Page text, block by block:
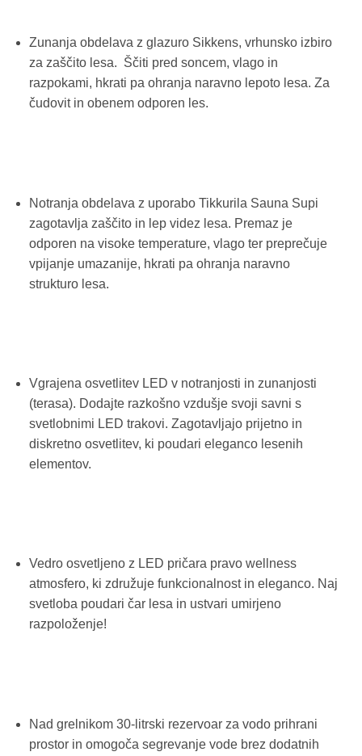
Zunanja obdelava z glazuro Sikkens, vrhunsko izbiro
za zaščito lesa. Ščiti pred soncem, vlago in
razpokami, hkrati pa ohranja naravno lepoto lesa. Za
čudovit in obenem odporen les.
Notranja obdelava z uporabo Tikkurila Sauna Supi
zagotavlja zaščito in lep videz lesa. Premaz je
odporen na visoke temperature, vlago ter preprečuje
vpijanje umazanije, hkrati pa ohranja naravno
strukturo lesa.
Vgrajena osvetlitev LED v notranjosti in zunanjosti
(terasa). Dodajte razkošno vzdušje svoji savni s
svetlobnimi LED trakovi. Zagotavljajo prijetno in
diskretno osvetlitev, ki poudari eleganco lesenih
elementov.
Vedro osvetljeno z LED pričara pravo wellness
atmosfero, ki združuje funkcionalnost in eleganco. Naj
svetloba poudari čar lesa in ustvari umirjeno
razpoloženje!
Nad grelnikom 30-litrski rezervoar za vodo prihrani
prostor in omogoča segrevanje vode brez dodatnih